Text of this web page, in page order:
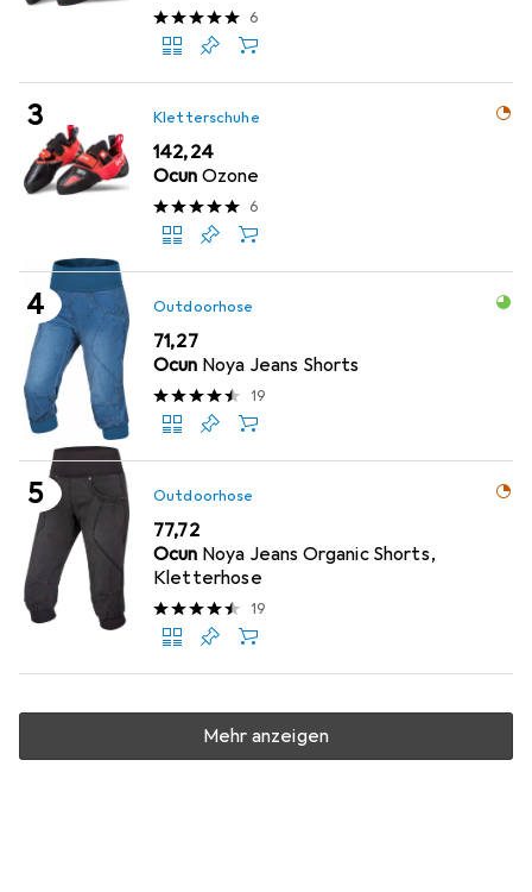
6
Kletterschuhe
EUR
142,24
Ocun Ozone
6
Outdoorhose
EUR
71,27
Ocun Noya Jeans Shorts
19
Outdoorhose
EUR
77,72
Ocun Noya Jeans Organic Shorts,
Kletterhose
19
Mehr anzeigen